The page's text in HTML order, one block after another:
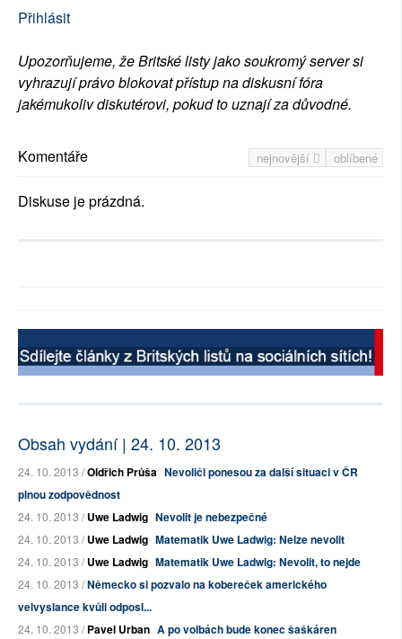
Přihlásit
Upozorňujeme, že Britské listy jako soukromý server si
vyhrazují právo blokovat přístup na diskusní fóra
jakémukoliv diskutérovi, pokud to uznají za důvodné.
nejnovější oblíbené
Komentáře
Diskuse je prázdná.
Obsah vydání | 24. 10. 2013
24. 10. 2013 /Oldřich Průša Nevoliči ponesou za další situaci v ČR
plnou zodpovědnost
24. 10. 2013 /Uwe Ladwig Nevolit je nebezpečné
24. 10. 2013 /Uwe Ladwig Matematik Uwe Ladwig: Nelze nevolit
24. 10. 2013 /Uwe Ladwig Matematik Uwe Ladwig: Nevolit, to nejde
24. 10. 2013 /Německo si pozvalo na kobereček amerického
velvyslance kvůli odposl...
24. 10. 2013 /Pavel Urban A po volbách bude konec šaškáren